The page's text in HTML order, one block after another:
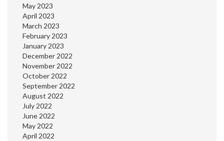
May 2023
April 2023
March 2023
February 2023
January 2023
December 2022
November 2022
October 2022
September 2022
August 2022
July 2022
June 2022
May 2022
April 2022